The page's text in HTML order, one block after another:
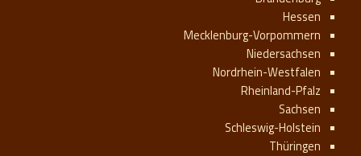
Hessen
Mecklenburg-Vorpommern
Niedersachsen
Nordrhein-Westfalen
Rheinland-Pfalz
Sachsen
Schleswig-Holstein
Thüringen